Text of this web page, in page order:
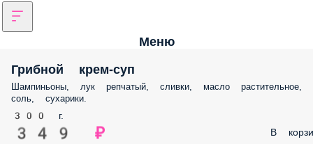
Меню
Грибной крем-суп
Шампиньоны, лук репчатый, сливки, масло растительное,
соль, сухарики.
300 г.
349 ₽ В